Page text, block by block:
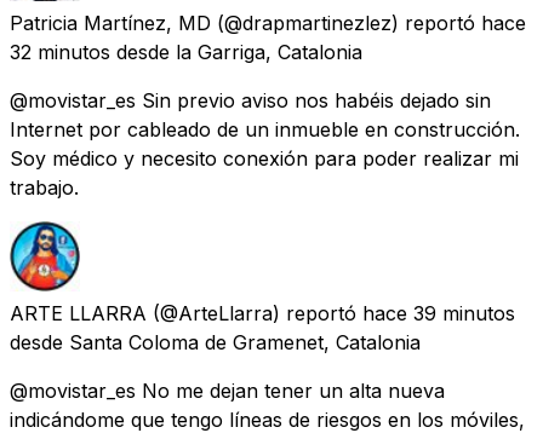
Patricia Martínez, MD (@drapmartinezlez) reportó hace
32 minutos desde la Garriga, Catalonia
@movistar_es Sin previo aviso nos habéis dejado sin
Internet por cableado de un inmueble en construcción.
Soy médico y necesito conexión para poder realizar mi
trabajo.
ARTE LLARRA (@ArteLlarra) reportó hace 39 minutos
desde Santa Coloma de Gramenet, Catalonia
@movistar_es No me dejan tener un alta nueva
indicándome que tengo líneas de riesgos en los móviles,